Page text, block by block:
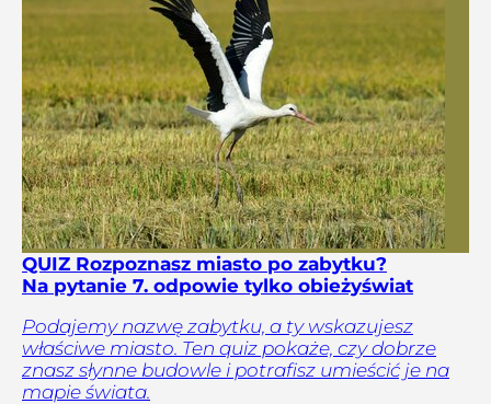
QUIZ Rozpoznasz miasto po zabytku?
Na pytanie 7. odpowie tylko obieżyświat
Podajemy nazwę zabytku, a ty wskazujesz
właściwe miasto. Ten quiz pokaże, czy dobrze
znasz słynne budowle i potrafisz umieścić je na
mapie świata.